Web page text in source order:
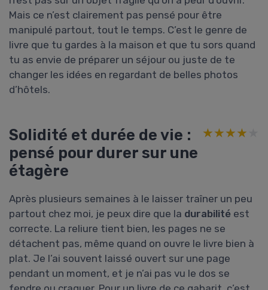
Mais ce n’est clairement pas pensé pour être
manipulé partout, tout le temps. C’est le genre de
livre que tu gardes à la maison et que tu sors quand
tu as envie de préparer un séjour ou juste de te
changer les idées en regardant de belles photos
d’hôtels.
Solidité et durée de vie :
pensé pour durer sur une
étagère
★★★★★
★★★★★
Après plusieurs semaines à le laisser traîner un peu
partout chez moi, je peux dire que la durabilité est
correcte. La reliure tient bien, les pages ne se
détachent pas, même quand on ouvre le livre bien à
plat. Je l’ai souvent laissé ouvert sur une page
pendant un moment, et je n’ai pas vu le dos se